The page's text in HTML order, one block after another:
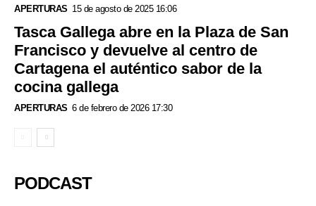
APERTURAS 15 de agosto de 2025 16:06
Tasca Gallega abre en la Plaza de San
Francisco y devuelve al centro de
Cartagena el auténtico sabor de la
cocina gallega
APERTURAS 6 de febrero de 2026 17:30
PODCAST